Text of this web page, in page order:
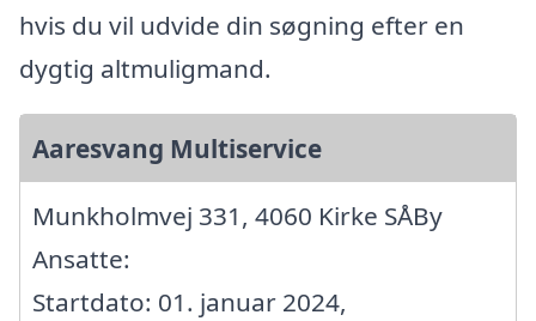
hvis du vil udvide din søgning efter en
dygtig altmuligmand.
Aaresvang Multiservice
Munkholmvej 331, 4060 Kirke SÅBy
Ansatte:
Startdato: 01. januar 2024,